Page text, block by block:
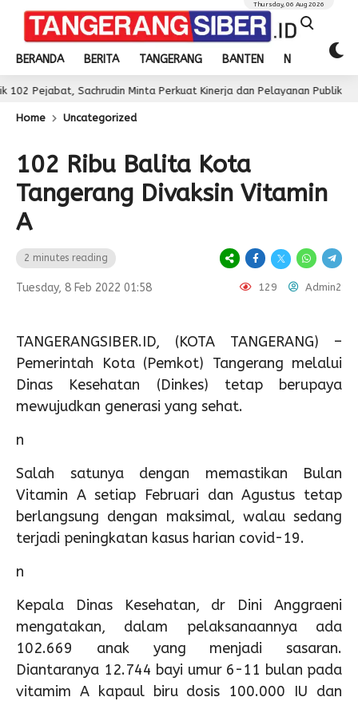
BERANDA BERITA TANGERANG BANTEN NASIONAL
Thursday, 06 Aug 2026
Sachrudin Minta Perkuat Kinerja dan Pelayanan Publik 2 day
Home Uncategorized
102 Ribu Balita Kota
Tangerang Divaksin Vitamin
A
2 minutes reading
Tuesday, 8 Feb 2022 01:58 129 Admin2
TANGERANGSIBER.ID, (KOTA TANGERANG) –
Pemerintah Kota (Pemkot) Tangerang melalui
Dinas Kesehatan (Dinkes) tetap berupaya
mewujudkan generasi yang sehat.
n
Salah satunya dengan memastikan Bulan
Vitamin A setiap Februari dan Agustus tetap
berlangsung dengan maksimal, walau sedang
terjadi peningkatan kasus harian covid-19.
n
Kepala Dinas Kesehatan, dr Dini Anggraeni
mengatakan, dalam pelaksanaannya ada
102.669 anak yang menjadi sasaran.
Diantaranya 12.744 bayi umur 6-11 bulan pada
vitamim A kapaul biru dosis 100.000 IU dan